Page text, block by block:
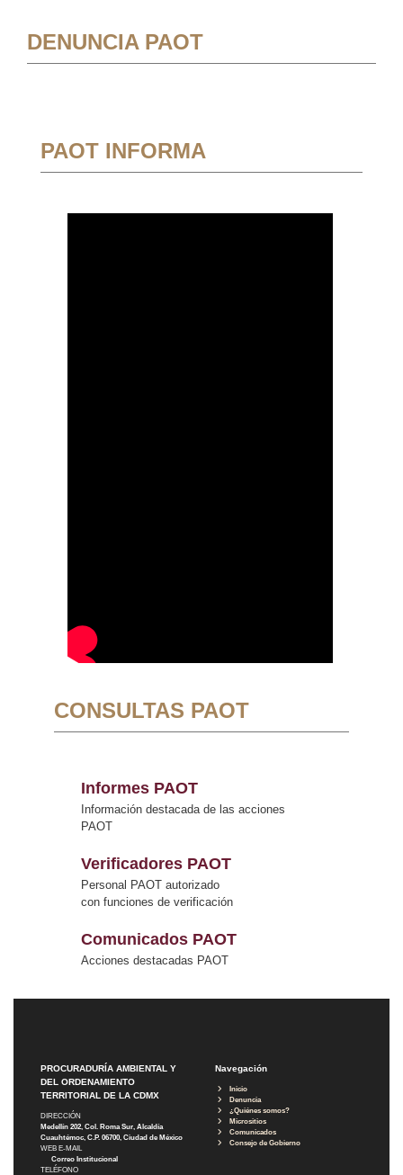
DENUNCIA PAOT
PAOT INFORMA
CONSULTAS PAOT
Informes PAOT
Información destacada de las acciones
PAOT
Verificadores PAOT
Personal PAOT autorizado
con funciones de verificación
Comunicados PAOT
Acciones destacadas PAOT
PROCURADURÍA AMBIENTAL Y
DEL ORDENAMIENTO
TERRITORIAL DE LA CDMX
DIRECCIÓN
Medellín 202, Col. Roma Sur, Alcaldía
Cuauhtémoc, C.P. 06700, Ciudad de México
WEB E-MAIL
Correo Institucional
TELÉFONO
Navegación
Inicio
Denuncia
¿Quiénes somos?
Micrositios
Comunicados
Consejo de Gobierno